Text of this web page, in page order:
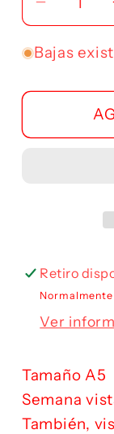
Reducir
cantidad
para
2026
XD
Bajas
Retiro
Ver
Tamaño A5
Semana
También,